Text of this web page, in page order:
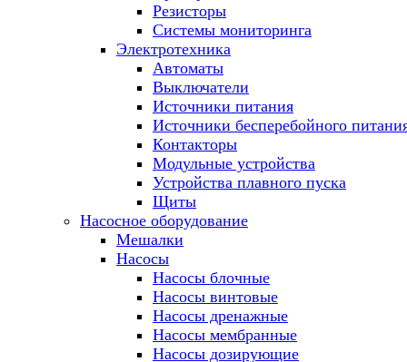
Резисторы
Системы мониторинга
Электротехника
Автоматы
Выключатели
Источники питания
Источники бесперебойного
Контакторы
Модульные устройства
Устройства плавного пуска
Щиты
Насосное оборудование
Мешалки
Насосы
Насосы блочные
Насосы винтовые
Насосы дренажные
Насосы мембранные
Насосы дозирующие